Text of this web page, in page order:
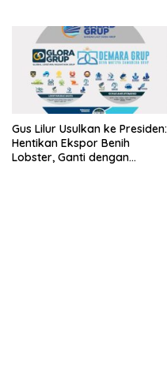
Gus Lilur Usulkan ke Presiden:
Hentikan Ekspor Benih
Lobster, Ganti dengan